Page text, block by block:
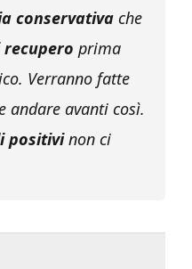
conservativa che
prima
Verranno fatte
andare avanti così.
positivinon ci